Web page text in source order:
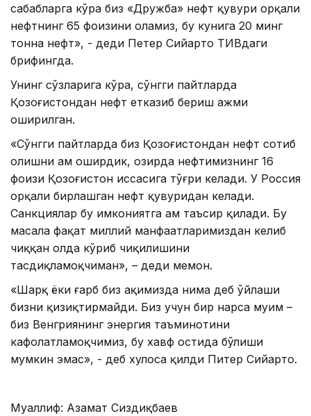
сабабларга кўра биз «Дружба» нефт қувури орқали
нефтнинг 65 фоизини оламиз, бу кунига 20 минг
тонна нефт», - деди Петер Сийарто ТИВдаги
брифингда.
Унинг сўзларига кўра, сўнгги пайтларда
Қозоғистондан нефт етказиб бериш ҳажми
оширилган.
«Сўнгги пайтларда биз Қозоғистондан нефт сотиб
олишни ҳам оширдик, ҳозирда нефтимизнинг 16
фоизи Қозоғистон ҳиссасига тўғри келади. У Россия
орқали бирлашган нефт қувуридан келади.
Санкциялар бу имкониятга ҳам таъсир қилади. Бу
масала фақат миллий манфаатларимиздан келиб
чиққан ҳолда кўриб чиқилишини
тасдиқламоқчиман», – деди меҳмон.
«Шарқ ёки ғарб биз ҳақимизда нима деб ўйлаши
бизни қизиқтирмайди. Биз учун бир нарса муҳим –
биз Венгриянинг энергия таъминотини
кафолатламоқчимиз, бу хавф остида бўлиши
мумкин эмас», - деб хулоса қилди Питер Сийарто.
Муаллиф: Азамат Сиздиқбаев